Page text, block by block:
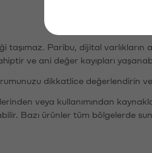
taşımaz. Paribu, dijital
ve ani değer kayıpları
dikkatlice değerlendirin
veya kullanımından
Bazı ürünler tüm bölgelerde